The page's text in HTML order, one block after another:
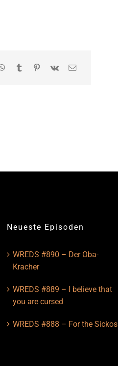
Neueste Episoden
WREDS #890 – Der Oba-
Kracher
WREDS #889 – I believe that
you are cursed
WREDS #888 – For the Sickos